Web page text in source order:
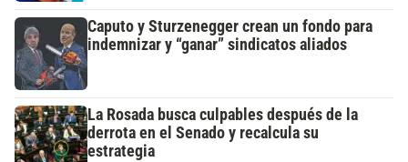
Caputo y Sturzenegger crean un fondo para
indemnizar y “ganar” sindicatos aliados
La Rosada busca culpables después de la
derrota en el Senado y recalcula su
estrategia